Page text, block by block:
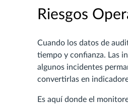
Riesgos
Cuando los datos de
tiempo y confianza. Las
algunos incidentes
convertirlas en
Es aquí donde el